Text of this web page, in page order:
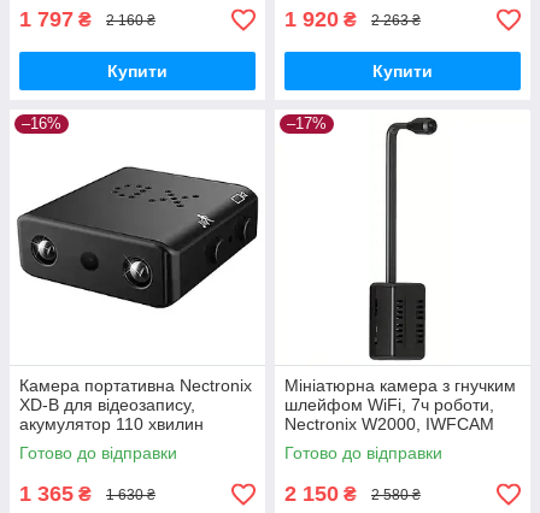
1 797 ₴ 2 160 ₴
Купити
1 920 ₴ 2 263 ₴
Купити
–16%
Камера портативна Nectronix
XD-B для відеозапису,
акумулятор 110 хвилин
GoodPlace -worry-free-
shopping-
Готово до відправки
1 365 ₴ 1 630 ₴
–17%
Мініатюрна камера з гнучким
шлейфом WiFi, 7ч роботи,
Nectronix W2000, IWFCAM
app GoodPlace -worry-free-
shopping-
Готово до відправки
2 150 ₴ 2 580 ₴